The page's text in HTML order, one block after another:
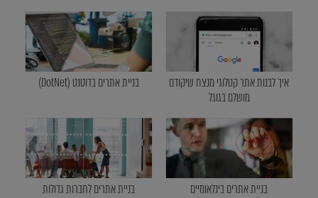
איך לבנות אתר קטלוגי מנצח שיקודם
מושלם בגוגל
בניית אתרים בדוטנט (DotNet)
בניית אתרים בינלאומיים בניית אתרים לחברות גדולות